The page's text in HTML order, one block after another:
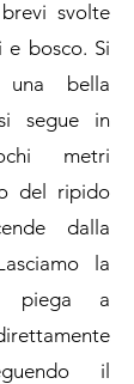
svolte
bosco. Si
una bella
segue in
metri
del ripido
dalla
la
piega a
il